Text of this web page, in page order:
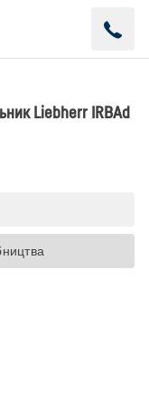
Liebherr IRBAd